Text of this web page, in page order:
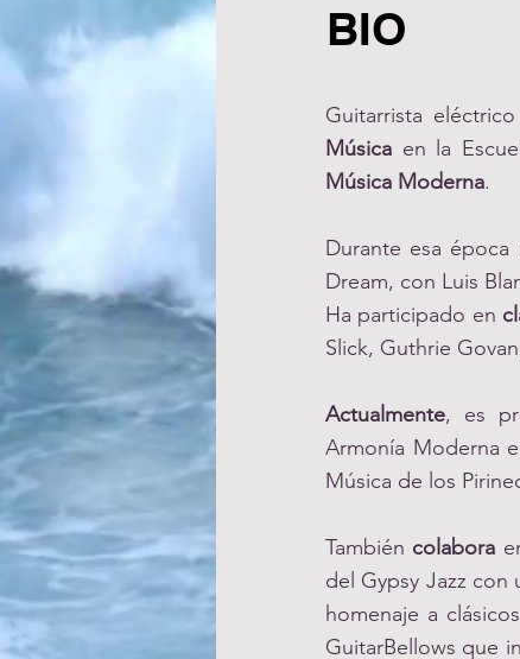
BIO
Guitarrista
Música en la
Música Moderna.
Durante esa
Dream, con Luis
Ha participado en
Slick, Guthrie
Actualmente, es
Armonía Moderna
Música de los
También colabora
del Gypsy Jazz
homenaje a
GuitarBellows que